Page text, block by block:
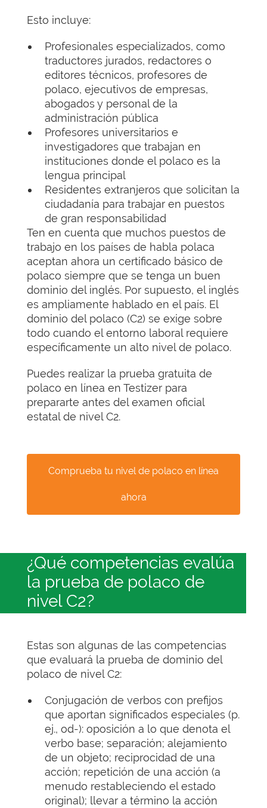
Esto incluye:
Profesionales especializados, como
traductores jurados, redactores o
editores técnicos, profesores de
polaco, ejecutivos de empresas,
abogados y personal de la
administración pública
Profesores universitarios e
investigadores que trabajan en
instituciones donde el polaco es la
lengua principal
Residentes extranjeros que solicitan la
ciudadanía para trabajar en puestos
de gran responsabilidad
Ten en cuenta que muchos puestos de
trabajo en los países de habla polaca
aceptan ahora un certificado básico de
polaco siempre que se tenga un buen
dominio del inglés. Por supuesto, el inglés
es ampliamente hablado en el país. El
dominio del polaco (C2) se exige sobre
todo cuando el entorno laboral requiere
específicamente un alto nivel de polaco.
Puedes realizar la prueba gratuita de
polaco en línea en Testizer para
prepararte antes del examen oficial
estatal de nivel C2.
Comprueba tu nivel de polaco en línea
ahora
¿Qué competencias evalúa
la prueba de polaco de
nivel C2?
Estas son algunas de las competencias
que evaluará la prueba de dominio del
polaco de nivel C2:
Conjugación de verbos con prefijos
que aportan significados especiales (p.
ej., od-): oposición a lo que denota el
verbo base; separación; alejamiento
de un objeto; reciprocidad de una
acción; repetición de una acción (a
menudo restableciendo el estado
original); llevar a término la acción